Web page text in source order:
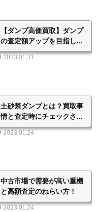
【ダンプ高価買取】ダンプ
の査定額アップを目指し...
2023.01.31
土砂禁ダンプとは？買取事
情と査定時にチェックさ...
2023.01.24
中古市場で需要が高い重機
と高額査定のねらい方！
2023.01.24